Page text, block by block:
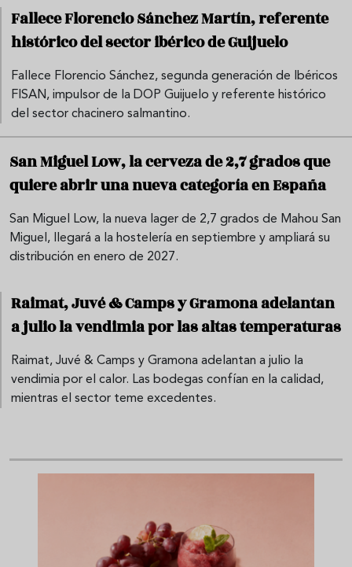
Fallece Florencio Sánchez Martín, referente
histórico del sector ibérico de Guijuelo
Fallece Florencio Sánchez, segunda generación de Ibéricos
FISAN, impulsor de la DOP Guijuelo y referente histórico
del sector chacinero salmantino.
San Miguel Low, la cerveza de 2,7 grados que
quiere abrir una nueva categoría en España
San Miguel Low, la nueva lager de 2,7 grados de Mahou San
Miguel, llegará a la hostelería en septiembre y ampliará su
distribución en enero de 2027.
Raimat, Juvé & Camps y Gramona adelantan
a julio la vendimia por las altas temperaturas
Raimat, Juvé & Camps y Gramona adelantan a julio la
vendimia por el calor. Las bodegas confían en la calidad,
mientras el sector teme excedentes.